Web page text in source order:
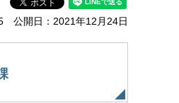
公開日：2021年12月24日